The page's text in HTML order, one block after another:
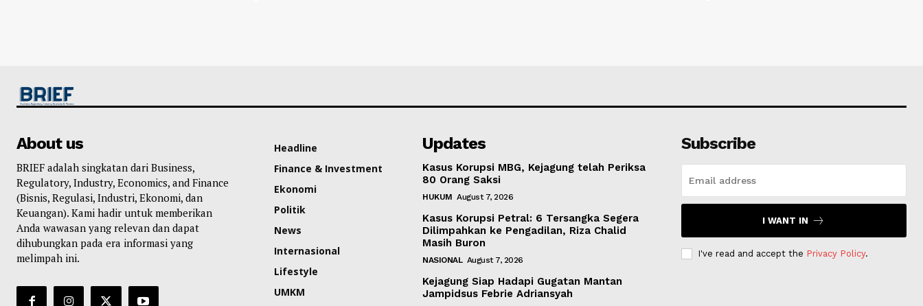
About us
BRIEF adalah singkatan dari Business,
Regulatory, Industry, Economics, and Finance
(Bisnis, Regulasi, Industri, Ekonomi, dan
Keuangan). Kami hadir untuk memberikan
Anda wawasan yang relevan dan dapat
dihubungkan pada era informasi yang
melimpah ini.
Headline
Finance & Investment
Ekonomi
Politik
News
Internasional
Lifestyle
UMKM
Updates
Kasus Korupsi MBG, Kejagung telah Periksa
80 Orang Saksi
HUKUM August 7, 2026
Kasus Korupsi Petral: 6 Tersangka Segera
Dilimpahkan ke Pengadilan, Riza Chalid
Masih Buron
NASIONAL August 7, 2026
Kejagung Siap Hadapi Gugatan Mantan
Jampidsus Febrie Adriansyah
Subscribe
I WANT IN
I've read and accept the Privacy Policy.